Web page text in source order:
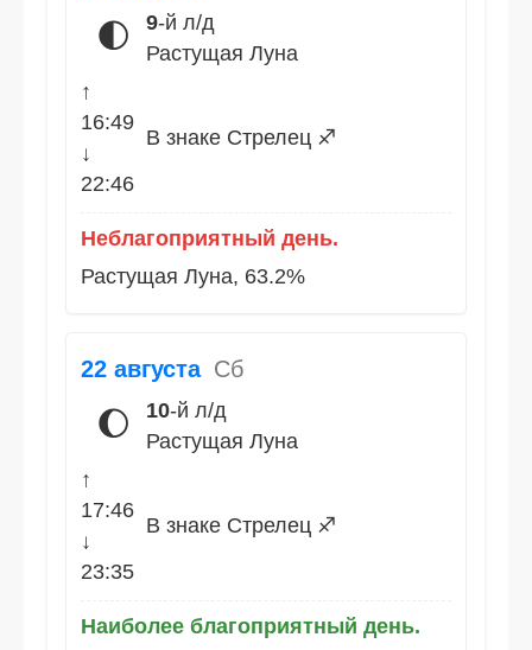
🌓 9-й л/д
Растущая Луна
↑
16:49
↓
22:46
В знаке Стрелец ♐
Неблагоприятный день.
Растущая Луна, 63.2%
22 августа Сб
🌔 10-й л/д
Растущая Луна
↑
17:46
↓
23:35
В знаке Стрелец ♐
Наиболее благоприятный день.